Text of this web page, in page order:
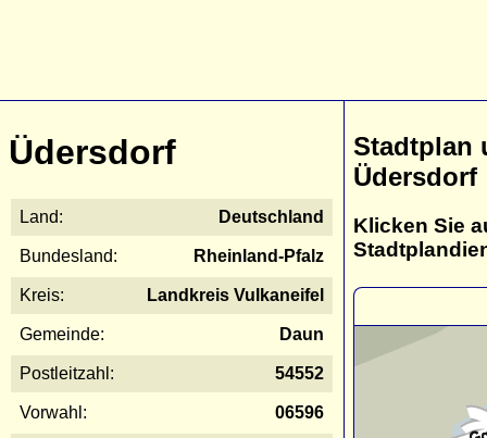
Üdersdorf
Land: Deutschland
Bundesland: Rheinland-Pfalz
Kreis: Landkreis Vulkaneifel
Gemeinde: Daun
Postleitzahl: 54552
Vorwahl: 06596
Stadtplan
Üdersdorf
Klicken Sie